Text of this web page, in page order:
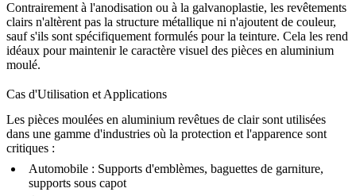
Contrairement à l'anodisation ou à la galvanoplastie, les revêtements
clairs n'altèrent pas la structure métallique ni n'ajoutent de couleur,
sauf s'ils sont spécifiquement formulés pour la teinture. Cela les rend
idéaux pour maintenir le caractère visuel des pièces en aluminium
moulé.
Cas d'Utilisation et Applications
Les pièces moulées en aluminium revêtues de clair sont utilisées
dans une gamme d'industries où la protection et l'apparence sont
critiques :
Automobile : Supports d'emblèmes, baguettes de garniture,
supports sous capot